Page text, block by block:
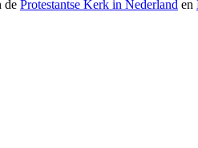
de Protestantse Kerk in Nederland en